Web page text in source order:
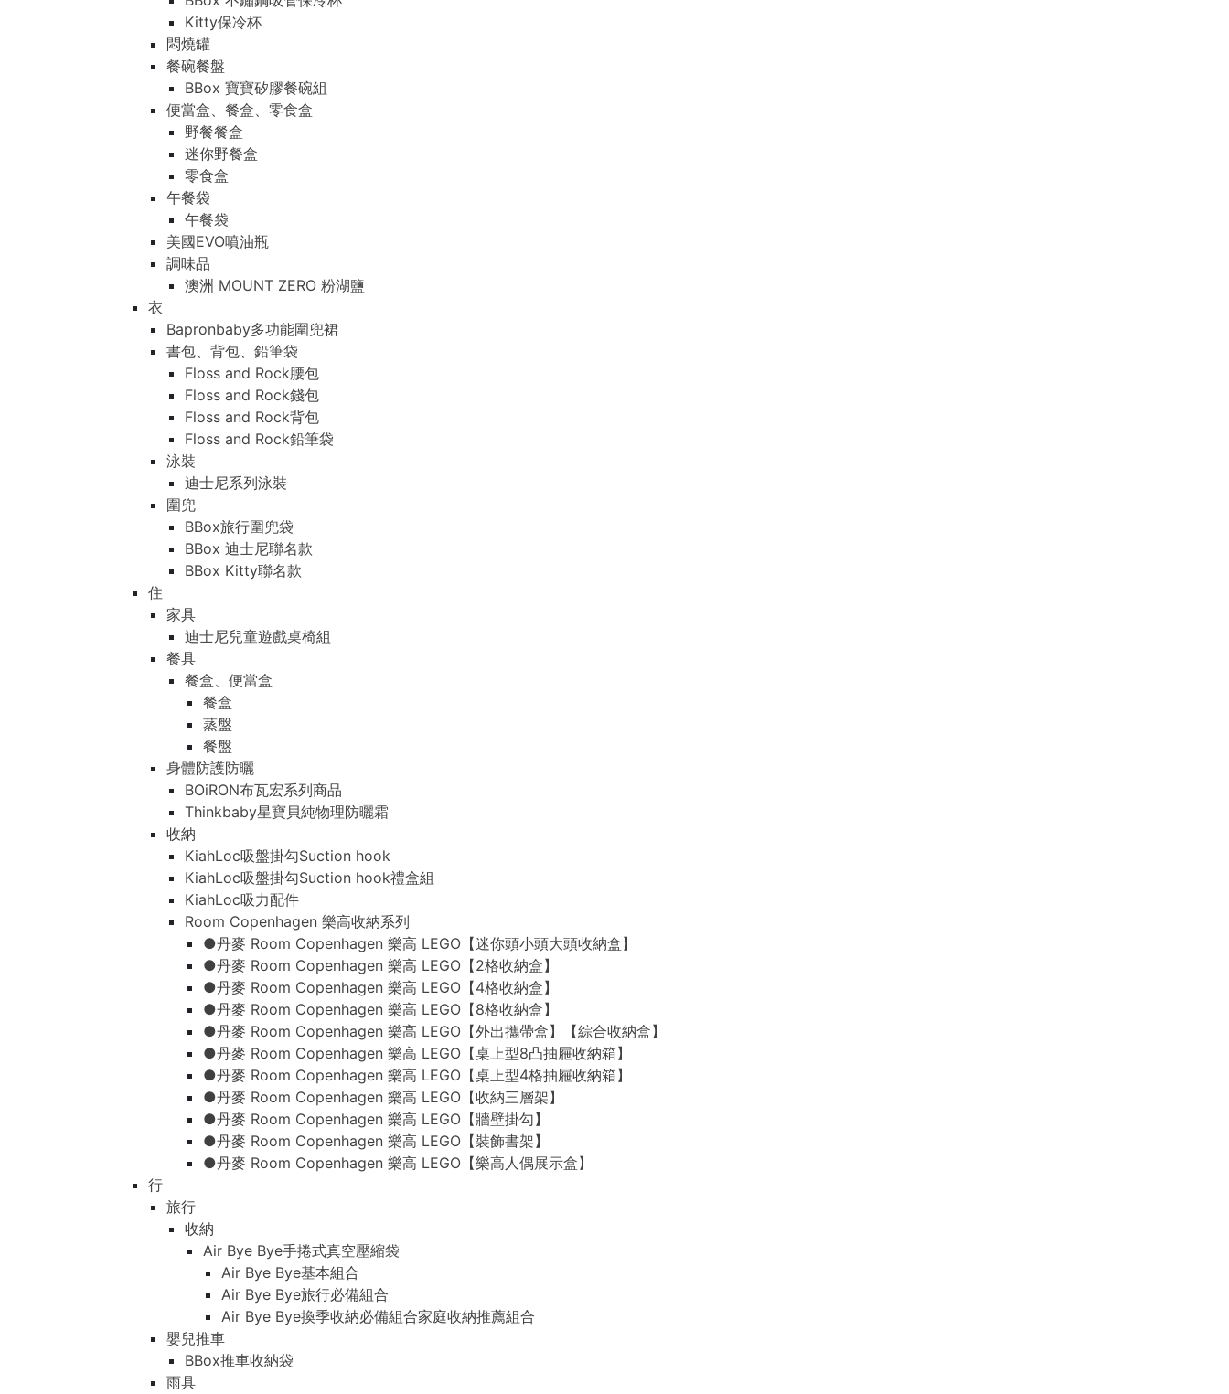
Kitty保冷杯
悶燒罐
餐碗餐盤
BBox 寶寶矽膠餐碗組
便當盒、餐盒、零食盒
野餐餐盒
迷你野餐盒
零食盒
午餐袋
午餐袋
美國EVO噴油瓶
調味品
澳洲 MOUNT ZERO 粉湖鹽
衣
Bapronbaby多功能圍兜裙
書包、背包、鉛筆袋
Floss and Rock腰包
Floss and Rock錢包
Floss and Rock背包
Floss and Rock鉛筆袋
泳裝
迪士尼系列泳裝
圍兜
BBox旅行圍兜袋
BBox 迪士尼聯名款
BBox Kitty聯名款
住
家具
迪士尼兒童遊戲桌椅組
餐具
餐盒、便當盒
餐盒
蒸盤
餐盤
身體防護防曬
BOiRON布瓦宏系列商品
Thinkbaby星寶貝純物理防曬霜
收納
KiahLoc吸盤掛勾Suction hook
KiahLoc吸盤掛勾Suction hook禮盒組
KiahLoc吸力配件
Room Copenhagen 樂高收納系列
●丹麥 Room Copenhagen 樂高 LEGO【迷你頭小頭大頭收納盒】
●丹麥 Room Copenhagen 樂高 LEGO【2格收納盒】
●丹麥 Room Copenhagen 樂高 LEGO【4格收納盒】
●丹麥 Room Copenhagen 樂高 LEGO【8格收納盒】
●丹麥 Room Copenhagen 樂高 LEGO【外出攜帶盒】【綜合收納盒】
●丹麥 Room Copenhagen 樂高 LEGO【桌上型8凸抽屜收納箱】
●丹麥 Room Copenhagen 樂高 LEGO【桌上型4格抽屜收納箱】
●丹麥 Room Copenhagen 樂高 LEGO【收納三層架】
●丹麥 Room Copenhagen 樂高 LEGO【牆壁掛勾】
●丹麥 Room Copenhagen 樂高 LEGO【裝飾書架】
●丹麥 Room Copenhagen 樂高 LEGO【樂高人偶展示盒】
行
旅行
收納
Air Bye Bye手捲式真空壓縮袋
Air Bye Bye基本組合
Air Bye Bye旅行必備組合
Air Bye Bye換季收納必備組合家庭收納推薦組合
嬰兒推車
BBox推車收納袋
雨具